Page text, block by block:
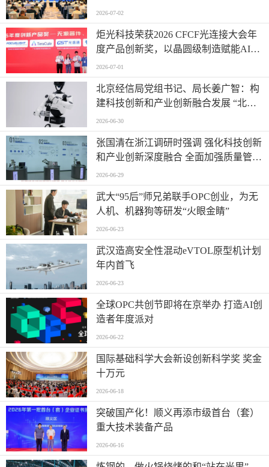
2026-07-02
炬光科技荣获2026 CFCF光连接大会年
度产品创新奖，以晶圆级制造赋能AI时
代高密度光互连
2026-07-01
北京经信局党组书记、局长姜广智：构
建科技创新和产业创新融合发展 “北京
模式” 为首都推进新型工业化注入强劲
动能
2026-06-30
张国清在浙江调研时强调 强化科技创新
和产业创新深度融合 全面加强质量管理
增加高质量供给
2026-06-29
武大“95后”师兄弟联手OPC创业，为无
人机、机器狗等研发“火眼金睛”
2026-06-23
武汉造高安全性混动eVTOL原型机计划
年内首飞
2026-06-23
全球OPC共创节即将在京举办 打造AI创
造者年度派对
2026-06-22
国际基础科学大会新设创新科学奖 奖金
十万元
2026-06-18
突破国产化！顺义再添市级首台（套）
重大技术装备产品
2026-06-16